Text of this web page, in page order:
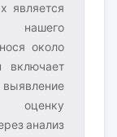
является
около
анализ